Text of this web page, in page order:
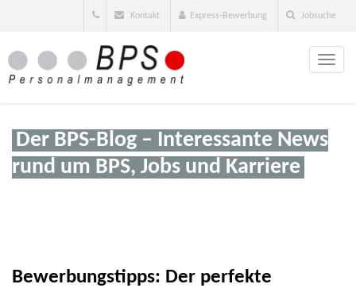
Kontakt Express-Bewerbung Jobsuche
Toggle
Der BPS-Blog – Interessante News
rund um BPS, Jobs und Karriere
Bewerbungstipps: Der perfekte